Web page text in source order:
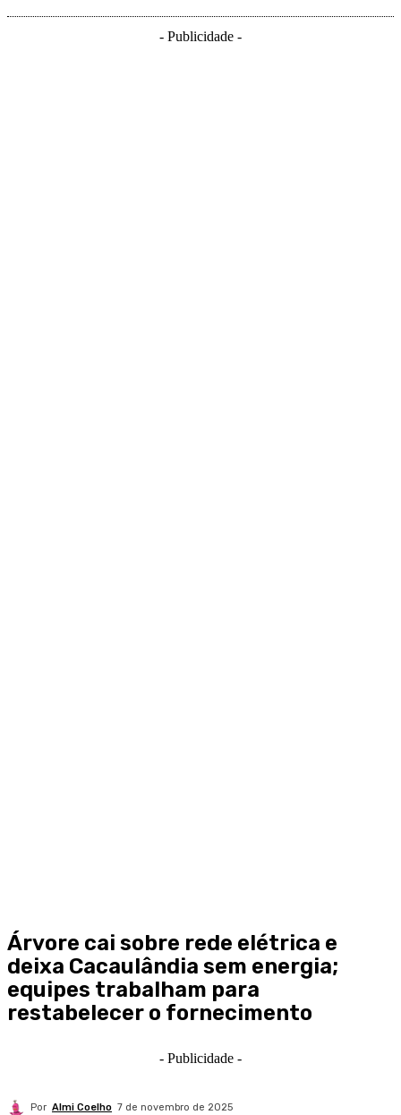
- Publicidade -
Árvore cai sobre rede elétrica e
deixa Cacaulândia sem energia;
equipes trabalham para
restabelecer o fornecimento
- Publicidade -
Por Almi Coelho 7 de novembro de 2025